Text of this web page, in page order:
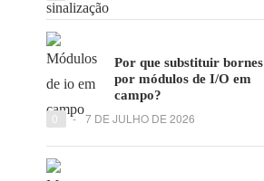
Por que substituir bornes
por módulos de I/O em
campo?
0 - 7 DE JULHO DE 2026